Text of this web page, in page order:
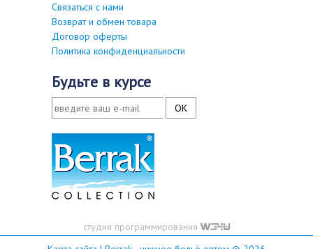
Связаться с нами
Возврат и обмен товара
Договор оферты
Политика конфиденциальности
будьте в курсе
студия программирования